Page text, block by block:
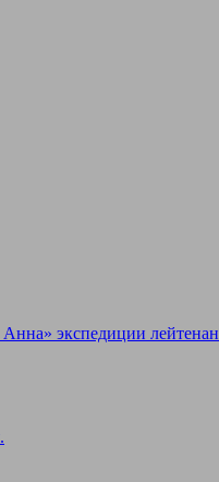
экспедиции